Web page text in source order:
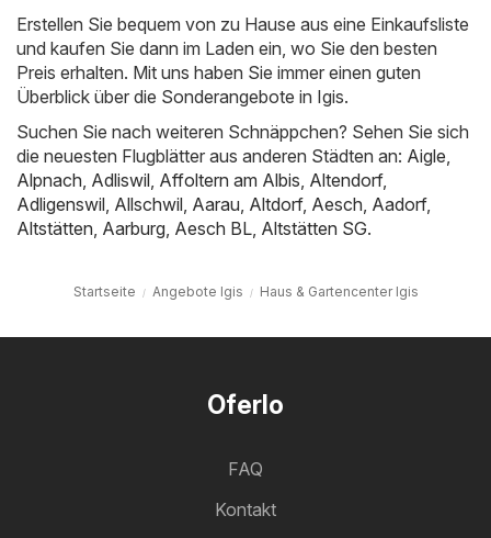
Erstellen Sie bequem von zu Hause aus eine Einkaufsliste
und kaufen Sie dann im Laden ein, wo Sie den besten
Preis erhalten. Mit uns haben Sie immer einen guten
Überblick über die Sonderangebote in Igis.
Suchen Sie nach weiteren Schnäppchen? Sehen Sie sich
die neuesten Flugblätter aus anderen Städten an: Aigle,
Alpnach, Adliswil, Affoltern am Albis, Altendorf,
Adligenswil, Allschwil, Aarau, Altdorf, Aesch, Aadorf,
Altstätten, Aarburg, Aesch BL, Altstätten SG.
Startseite Angebote Igis Haus & Gartencenter Igis
Oferlo
FAQ
Kontakt